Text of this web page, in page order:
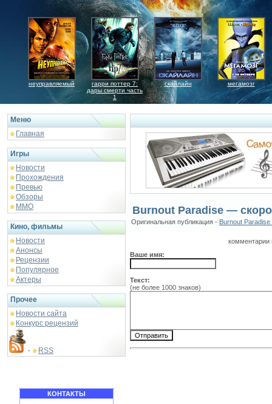
неуправляемый
гарри поттер 7:
дары смерти часть
1
скайлайн мегамозг
Меню
Главная
Игры
Новости
Прохождения
Превью
Обзоры
ММО
Кино, фильмы
Новости
Анонсы
Рецензии
Популярное
Актеры
Прочее
Новости сайта
Конкурс рецензий
- RSS
КОНТАКТЫ
Burnout Paradise —
Оригинальная публикация - Burnout
комментарии
Ваше имя:
Текст:
(не более 1000 знаков)